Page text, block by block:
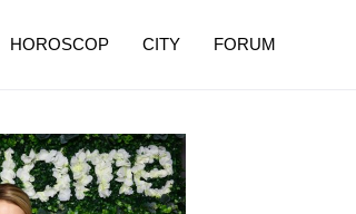
HOROSCOP CITY FORUM
ce înaintezi în vârstă